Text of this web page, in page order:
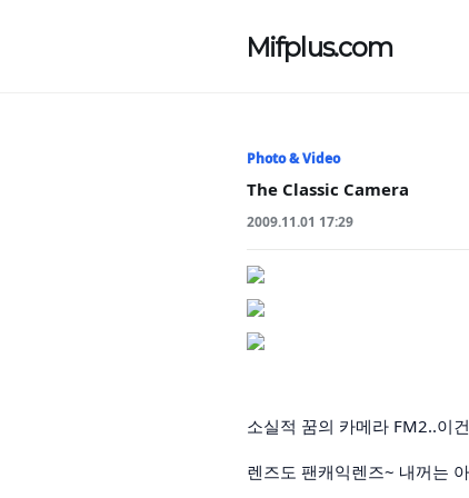
Mifplus.com
Photo & Video
The Classic Camera
2009.11.01 17:29
소실적 꿈의 카메라 FM2..이
렌즈도 팬캐익렌즈~ 내꺼는